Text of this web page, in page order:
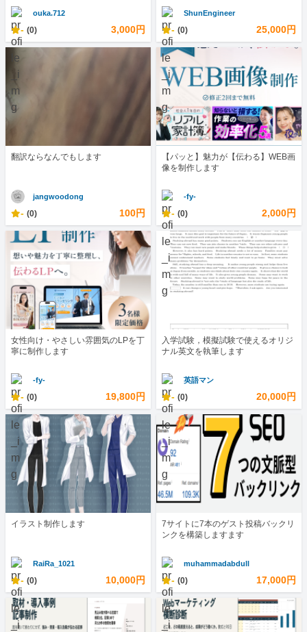
ouka.712
- (0) 3,000円
ShunEngineer
- (0) 25,000円
翻訳ならなんでもします
jangwoodong
- (0) 100円
【パッと】魅力が【伝わる】WEB画
像を制作します
-fy-
- (0) 2,000円
女性向け・やさしい雰囲気のLPを丁
寧に制作します
-fy-
- (0) 19,800円
入学試験，模擬試験で使えるオリジ
ナル英文を執筆します
英語マン
- (0) 20,000円
イラスト制作します
RaiRa_1021
- (0) 10,000円
7サイトに7本のゲスト投稿バックリ
ンクを構築しますます
muhammadabdull
- (0) 17,000円